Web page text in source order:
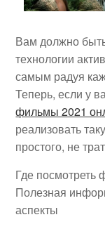
Вам должно
технологии
самым радуя
Теперь, если у
фильмы 2021
реализовать
простого, не
Где посмотреть
Полезная
аспекты